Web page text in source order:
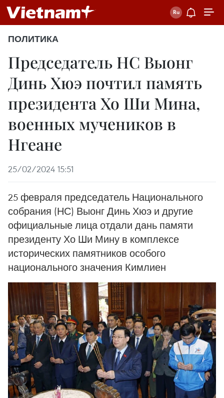
ПОЛИТИКА
Председатель НС Выонг
Динь Хюэ почтил память
президента Хо Ши Мина,
военных мучеников в
Нгеане
25/02/2024 15:51
25 февраля председатель Национального
собрания (НС) Выонг Динь Хюэ и другие
официальные лица отдали дань памяти
президенту Хо Ши Мину в комплексе
исторических памятников особого
национального значения Кимлиен